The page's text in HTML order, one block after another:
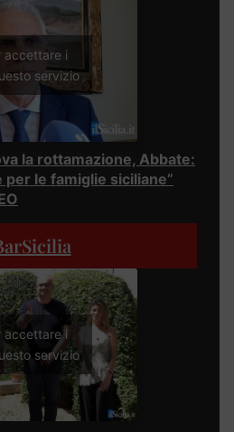
accettare i
servizio
la rottamazione, Abbate:
le famiglie siciliane”
accettare i
servizio